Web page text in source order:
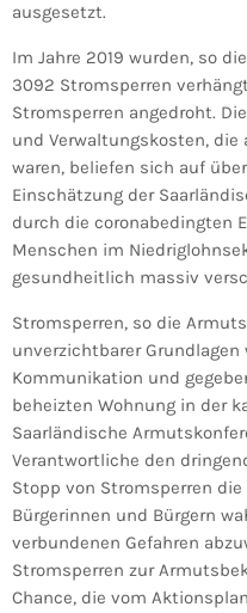
ausgesetzt.
Im Jahre 2019 wurden, so
3092 Stromsperren
Stromsperren angedroht.
und Verwaltungskosten, die
waren, beliefen sich auf
Einschätzung der
durch die coronabedingten
Menschen im
gesundheitlich massiv
Stromsperren, so die
unverzichtbarer
Kommunikation und
beheizten Wohnung in der
Saarländische
Verantwortliche den
Stopp von Stromsperren
Bürgerinnen und Bürgern
verbundenen Gefahren
Stromsperren zur
Chance, die vom